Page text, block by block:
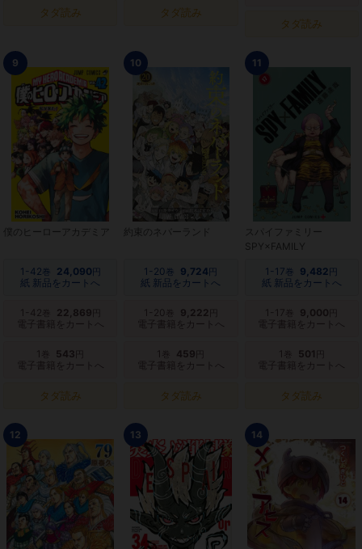
タダ読み タダ読み
タダ読み
9
僕のヒーローアカデミア
1-42巻 24,090 円
紙 新品をカートへ
1-42 巻 22,869
電子書籍をカートへ
1 巻 543
電子書籍をカートへ
タダ読み
10
約束のネバーランド
1-20巻 9,724 円
紙 新品をカートへ
1-20 巻 9,222
電子書籍をカートへ
1 巻 459
電子書籍をカートへ
タダ読み
11
スパイファミリー
SPY×FAMILY
1-17巻 9,482 円
紙 新品をカートへ
1-17 巻 9,000
電子書籍をカートへ
1 巻 501
電子書籍をカートへ
タダ読み
12 13 14